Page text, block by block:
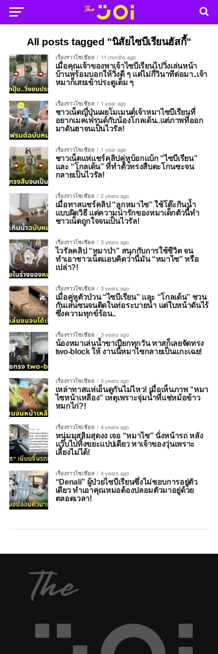
All posts tagged "นิสัยไซบีเรียนฮัสกี้"
เรื่องราวโซเชียล 11 months ago
เมื่อคุณเจ้าของพาเจ้าไซบีเรียนไปวิ่งเล่นหน้า
บ้านพร้อมบอกให้วิ่งดี ๆ แต่ไม่กี่วินาทีต่อมา..เจ้า
หมาก็เสยเข้าประตูเต็ม ๆ
เรื่องราวโซเชียล 1 year ago
ชาวเน็ตญี่ปุ่นเผยโมเมนต์เจ้าหมาไซบีเรียนที่
อยากเมคเฟรนด์กับน้องโกลเด้น..แต่ภาพที่ออก
มาดันฮาจนเป็นไวรัล!
เรื่องราวโซเชียล 1 year ago
ชาวเน็ตแห่แชร์คลิปคู่หูบ้อกแบ้ก “ไซบีเรียน”
และ “โกลเด้น” ที่ทำตัวทรงสืบตะโกนซะจน
กลายเป็นไวรัล!
เรื่องราวโซเชียล 2 years ago
เมื่อทาสแชร์คลิป “ลูกหมาไซ” ใช้โต๊ะกินน้ำ
แบบผิดวิธี แต่ความน่ารักของหมาเด็กตัวนี้ทำ
ชาวเน็ตถูกใจจนเป็นไวรัล!
เรื่องราวโซเชียล 3 years ago
ไวรัลคลิป “หมาป่า” สนุกกับการใช้ชีวิต จน
ทำเอาชาวเน็ตแอบคิดว่านี่มัน “หมาไซ” หรือ
เปล่า?!
เรื่องราวโซเชียล 3 years ago
เมื่อคู่หูตัวป่วน “ไซบีเรียน” และ “โกลเด้น” ชวน
กันเล่นซนจนติดในท่อระบายน้ำ แต่ใบหน้าดันไร้
ซึ่งความทุกข์ร้อน..
เรื่องราวโซเชียล 3 years ago
น้องหมาเล่นน้ำขาเปียกทุกวัน ทาสก็เลยจัดทรง
two-block ให้ งานนี้หมาไซกลายเป็นแกะเฉย!
เรื่องราวโซเชียล 3 years ago
เหล่าทาสแห่เอ็นดูกันไม่ไหว! เมื่อเห็นภาพ “หมา
ไซหน้าเหลือง” เหตุเพราะจุ่มน้ำที่แช่หม้อข้าว
หมกไก่?!
เรื่องราวโซเชียล 4 years ago
หนุ่มมุสลิมสุดงง เจอ “หมาไซ” นั่งหน้ารถ หลัง
แว๊บไปทิ้งขยะแปปเดียว หาเจ้าของวุ่นเพราะ
เลี้ยงไม่ได้!
เรื่องราวโซเชียล 4 years ago
“Denali” ผู้ป่วยไซบีเรียนซึ่งไม่ชอบการอยู่ตัว
เดียว ทำเอาคุณหมอต้องปลอมตัวมาอยู่ด้วย
ตลอดเวลา!